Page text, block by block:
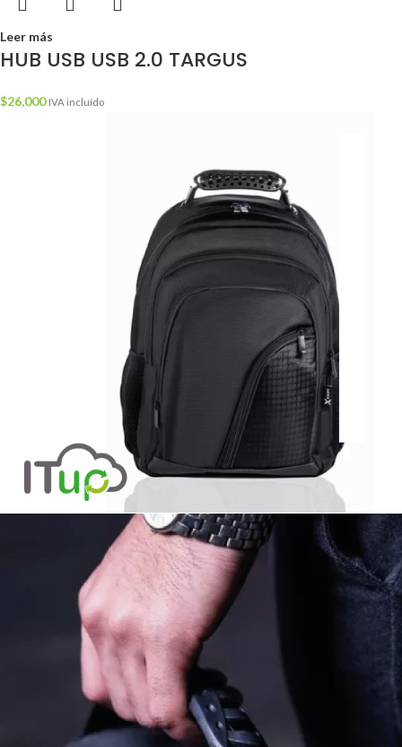
Leer más
HUB USB USB 2.0 TARGUS
$26,000 IVA incluído